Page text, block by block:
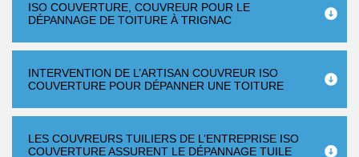
ISO COUVERTURE, COUVREUR POUR LE
DÉPANNAGE DE TOITURE À TRIGNAC
INTERVENTION DE L’ARTISAN COUVREUR ISO
COUVERTURE POUR DÉPANNER UNE TOITURE
LES COUVREURS TUILIERS DE L’ENTREPRISE ISO
COUVERTURE ASSURENT LE DÉPANNAGE TUILE